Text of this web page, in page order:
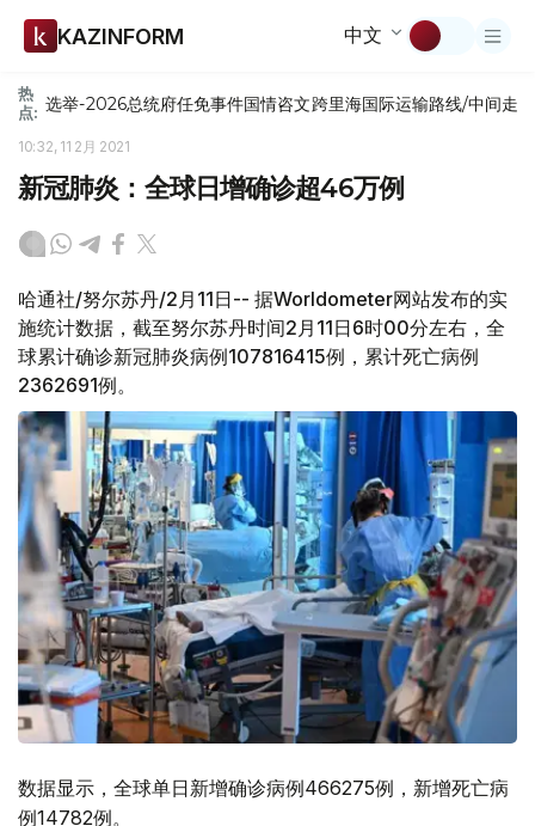
KAZINFORM 中文
热
点: 选举-2026总统府任免事件国情咨文跨里海国际运输路线/中间走廊
10:32, 11 2月 2021
新冠肺炎：全球日增确诊超46万例
哈通社/努尔苏丹/2月11日-- 据Worldometer网站发布的实
施统计数据，截至努尔苏丹时间2月11日6时00分左右，全
球累计确诊新冠肺炎病例107816415例，累计死亡病例
2362691例。
数据显示，全球单日新增确诊病例466275例，新增死亡病
例14782例。